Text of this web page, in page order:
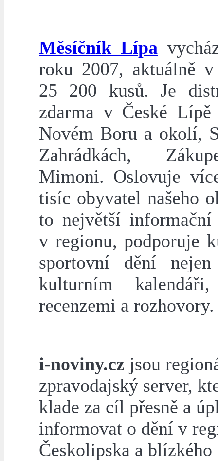
Měsíčník Lípa
roku 2007, aktuálně
25 200 kusů. Je
zdarma v České
Novém Boru a okolí,
Zahrádkách,
Mimoni. Oslovuje
tisíc obyvatel našeho
to největší informační
v regionu, podporuje
sportovní dění
kulturním
recenzemi a rozhovory.
i-noviny.cz jsou
zpravodajský server,
klade za cíl přesně a
informovat o dění v
Českolipska a